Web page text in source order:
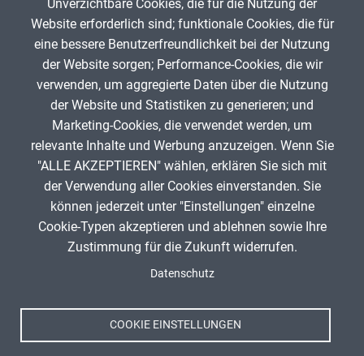
Gib die Zeichen aus dem Bild oben ein,
beachte Groß- und Kleinschreibung.
Um Spam zu verhindern, gib bitte die Zeichenfolge aus dem Bild
oben ein.
ANZEIGE
Spenden
Impressum
Unverzichtbare Cookies, die für die Nutzung der
Website erforderlich sind; funktionale Cookies, die für
eine bessere Benutzerfreundlichkeit bei der Nutzung
der Website sorgen; Performance-Cookies, die wir
verwenden, um aggregierte Daten über die Nutzung
der Website und Statistiken zu generieren; und
Marketing-Cookies, die verwendet werden, um
relevante Inhalte und Werbung anzuzeigen. Wenn Sie
"ALLE AKZEPTIEREN" wählen, erklären Sie sich mit
der Verwendung aller Cookies einverstanden. Sie
können jederzeit unter "Einstellungen" einzelne
Cookie-Typen akzeptieren und ablehnen sowie Ihre
Zustimmung für die Zukunft widerrufen.
Datenschutz
COOKIE EINSTELLUNGEN